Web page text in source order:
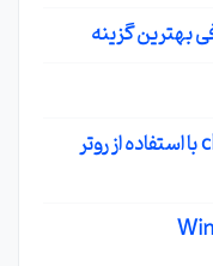
بهترین گزینه
مشاهده ip های متصل شده یک client با استفاده از روتر